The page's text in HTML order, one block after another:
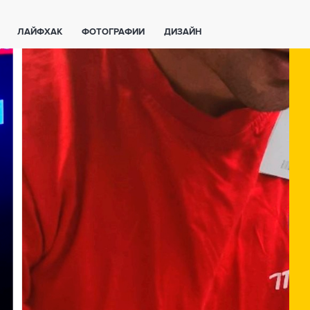
ЛАЙФХАК ФОТОГРАФИИ ДИЗАЙН
ВАЖНО ЗНАТЬ СМАРТФОНЫ ПОЛЕЗНОЕ